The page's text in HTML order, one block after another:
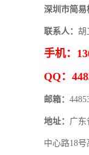
深圳市简易
联系人： 胡
手机：
QQ：
邮箱：
地址： 广东
中心路18